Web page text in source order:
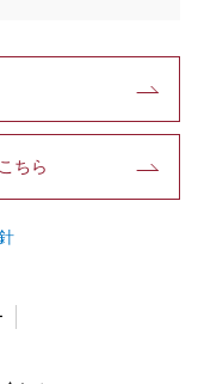
ちら